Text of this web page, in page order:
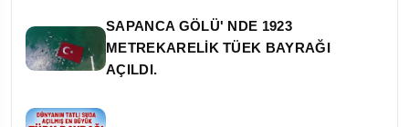
SAPANCA GÖLÜ' NDE 1923
METREKARELİK TÜEK BAYRAĞI
AÇILDI.